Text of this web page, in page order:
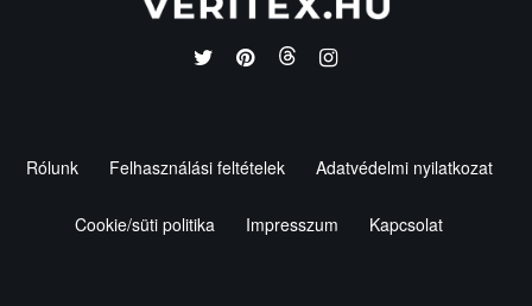
Rólunk Felhasználási feltételek Adatvédelmi nyilatkozat
Cookie/süti politika Impresszum Kapcsolat